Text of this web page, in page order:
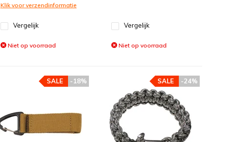
Klik voor verzendinformatie
Vergelijk
Niet op voorraad
Vergelijk
Niet op voorraad
-18%
SALE -24%
SALE